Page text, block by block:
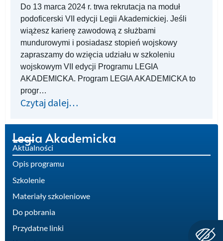
Do 13 marca 2024 r. trwa rekrutacja na moduł
podoficerski VII edycji Legii Akademickiej. Jeśli
wiążesz karierę zawodową z służbami
mundurowymi i posiadasz stopień wojskowy
zapraszamy do wzięcia udziału w szkoleniu
wojskowym VII edycji Programu LEGIA
AKADEMICKA. Program LEGIA AKADEMICKA to
progr…
Czytaj dalej…
Legia Akademicka
Aktualności
Opis programu
Szkolenie
Materiały szkoleniowe
Do pobrania
Przydatne linki